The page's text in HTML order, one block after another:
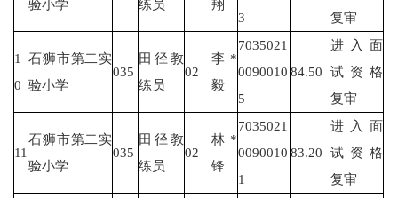
验小学 练员
翔
3
复审
1
0
石狮市第二实
验小学
035
田径教
练员
02
李*
毅
7035021
0090010
5
84.50
进入面
试资格
复审
11
石狮市第二实
验小学
035
田径教
练员
02
林*
锋
7035021
0090010
1
83.20
进入面
试资格
复审